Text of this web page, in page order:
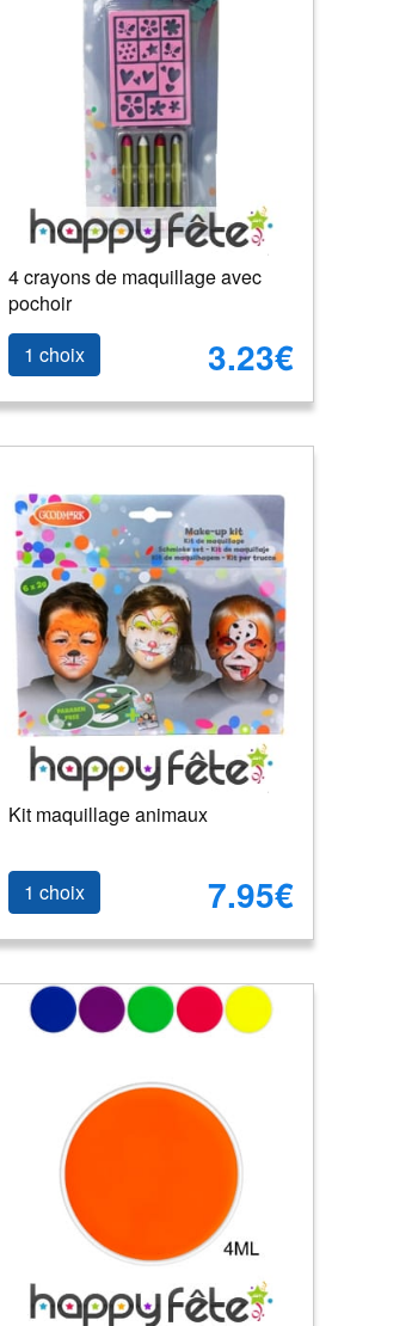
4 crayons de maquillage avec
pochoir
1 choix
3.23€
Kit maquillage animaux
1 choix 7.95€